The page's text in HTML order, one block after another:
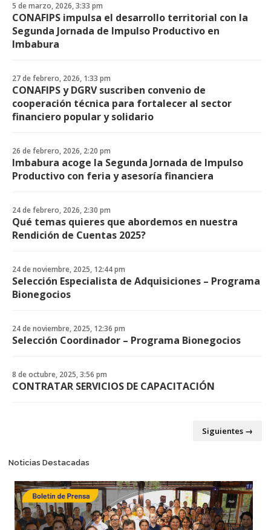
5 de marzo, 2026, 3:33 pm
CONAFIPS impulsa el desarrollo territorial con la
Segunda Jornada de Impulso Productivo en
Imbabura
27 de febrero, 2026, 1:33 pm
CONAFIPS y DGRV suscriben convenio de
cooperación técnica para fortalecer al sector
financiero popular y solidario
26 de febrero, 2026, 2:20 pm
Imbabura acoge la Segunda Jornada de Impulso
Productivo con feria y asesoría financiera
24 de febrero, 2026, 2:30 pm
Qué temas quieres que abordemos en nuestra
Rendición de Cuentas 2025?
24 de noviembre, 2025, 12:44 pm
Selección Especialista de Adquisiciones – Programa
Bionegocios
24 de noviembre, 2025, 12:36 pm
Selección Coordinador – Programa Bionegocios
8 de octubre, 2025, 3:56 pm
CONTRATAR SERVICIOS DE CAPACITACIÓN
Siguientes →
Noticias Destacadas